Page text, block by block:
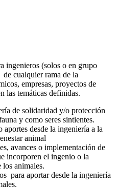
ingenieros (solos o en grupo
cualquier rama de la
empresas, proyectos de
las temáticas definidas.
de solidaridad y/o protección
y como seres sintientes.
aportes desde la ingeniería a la
animal
avances o implementación de
incorporen el ingenio o la
animales.
para aportar desde la ingeniería